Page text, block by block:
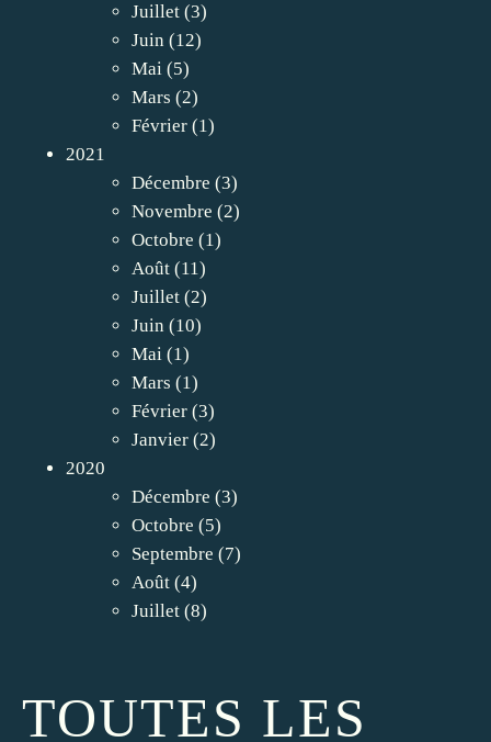
Juillet (3)
Juin (12)
Mai (5)
Mars (2)
Février (1)
2021
Décembre (3)
Novembre (2)
Octobre (1)
Août (11)
Juillet (2)
Juin (10)
Mai (1)
Mars (1)
Février (3)
Janvier (2)
2020
Décembre (3)
Octobre (5)
Septembre (7)
Août (4)
Juillet (8)
TOUTES LES